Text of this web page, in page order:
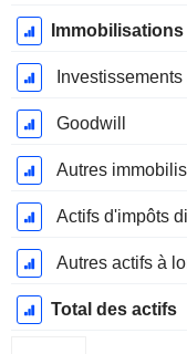
Goodwill
Autres
Actifs d'impôts
Autres actifs à
Total des actifs